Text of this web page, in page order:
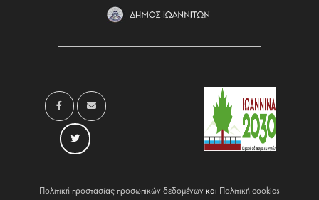
Πολιτική προστασίας προσωπικών δεδομένων και Πολιτική cookies